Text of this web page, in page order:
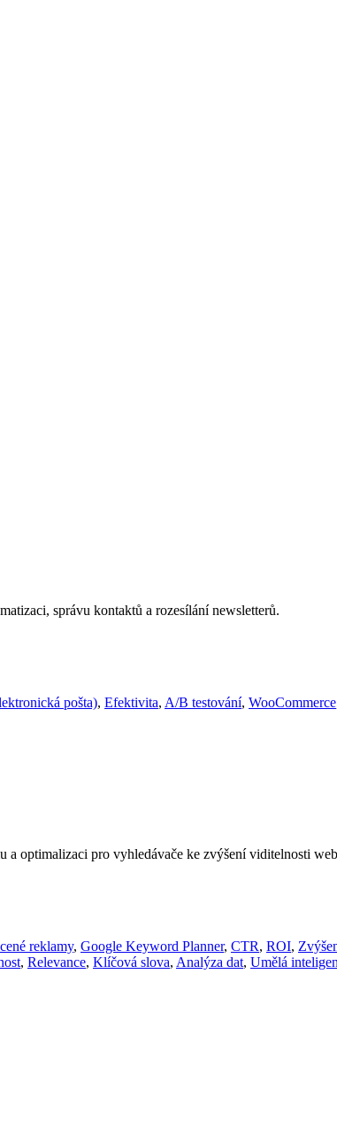
správu kontaktů a rozesílání newsletterů.
pošta), Efektivita, A/B testování, WooCommerce
a optimalizaci pro vyhledávače ke zvýšení viditelnosti
reklamy, Google Keyword Planner, CTR, ROI,
, Relevance, Klíčová slova, Analýza dat, Umělá